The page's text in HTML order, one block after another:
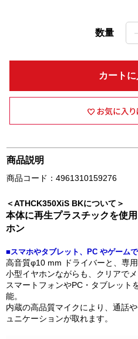
数量
カート
商品説明
商品コード：4961310159276
＜ATHCK350XiS BKについて＞
本体に再生プラスチックを使
ホン
■スマホやタブレット、PC やゲーム
高音質φ10 mm ドライバーと、専
小型イヤホンながらも、クリアで
スマートフォンやPC・タブレット
能。
内蔵の高品質マイクにより、通話
ュニケーションが取れます。